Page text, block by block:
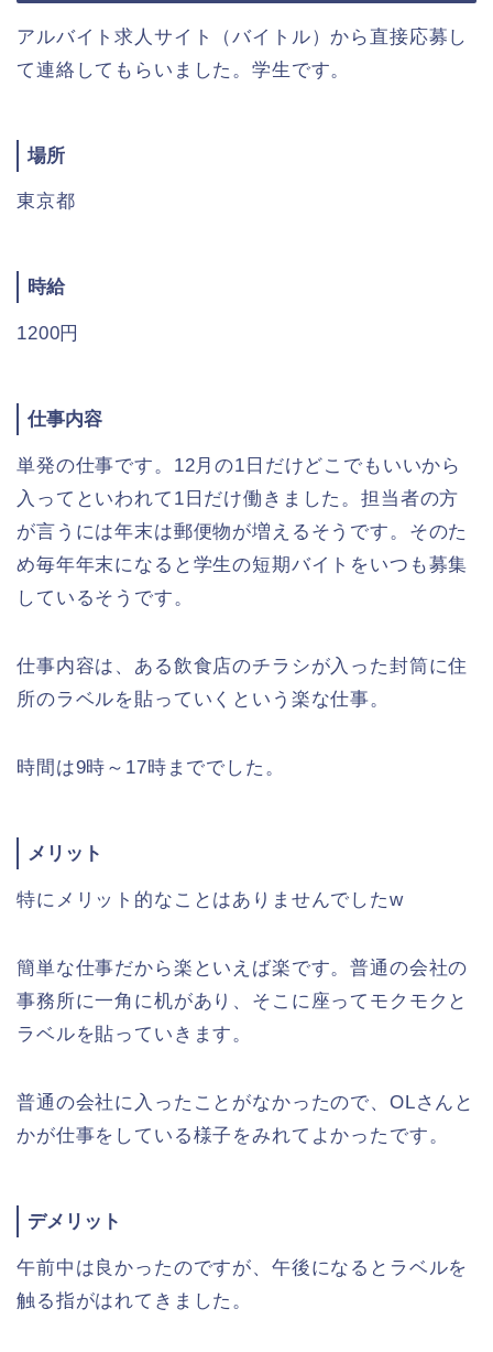
アルバイト求人サイト（バイトル）から直接応募し
て連絡してもらいました。学生です。
場所
東京都
時給
1200円
仕事内容
単発の仕事です。12月の1日だけどこでもいいから
入ってといわれて1日だけ働きました。担当者の方
が言うには年末は郵便物が増えるそうです。そのた
め毎年年末になると学生の短期バイトをいつも募集
しているそうです。
仕事内容は、ある飲食店のチラシが入った封筒に住
所のラベルを貼っていくという楽な仕事。
時間は9時～17時まででした。
メリット
特にメリット的なことはありませんでしたw
簡単な仕事だから楽といえば楽です。普通の会社の
事務所に一角に机があり、そこに座ってモクモクと
ラベルを貼っていきます。
普通の会社に入ったことがなかったので、OLさんと
かが仕事をしている様子をみれてよかったです。
デメリット
午前中は良かったのですが、午後になるとラベルを
触る指がはれてきました。